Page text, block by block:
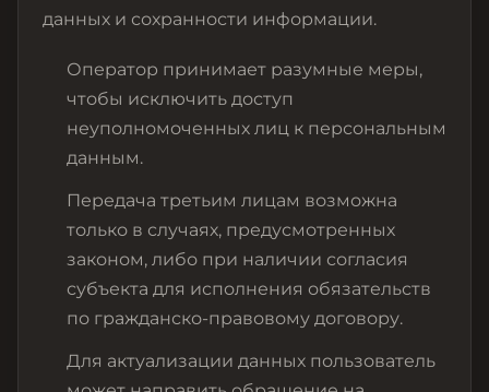
данных и сохранности информации.
Оператор принимает разумные меры,
чтобы исключить доступ
неуполномоченных лиц к персональным
данным.
Передача третьим лицам возможна
только в случаях, предусмотренных
законом, либо при наличии согласия
субъекта для исполнения обязательств
по гражданско-правовому договору.
Для актуализации данных пользователь